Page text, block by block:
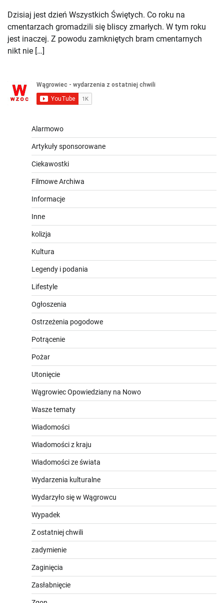
Dzisiaj jest dzień Wszystkich Świętych. Co roku na
cmentarzach gromadzili się bliscy zmarłych. W tym roku
jest inaczej. Z powodu zamkniętych bram cmentarnych
nikt nie […]
Alarmowo
Artykuły sponsorowane
Ciekawostki
Filmowe Archiwa
Informacje
Inne
kolizja
Kultura
Legendy i podania
Lifestyle
Ogłoszenia
Ostrzeżenia pogodowe
Potrącenie
Pożar
Utonięcie
Wągrowiec Opowiedziany na Nowo
Wasze tematy
Wiadomości
Wiadomości z kraju
Wiadomości ze świata
Wydarzenia kulturalne
Wydarzyło się w Wągrowcu
Wypadek
Z ostatniej chwili
zadymienie
Zaginięcia
Zasłabnięcie